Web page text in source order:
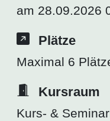
am 28.09.2026
Plätze
Maximal 6
Kursraum
Kurs- &